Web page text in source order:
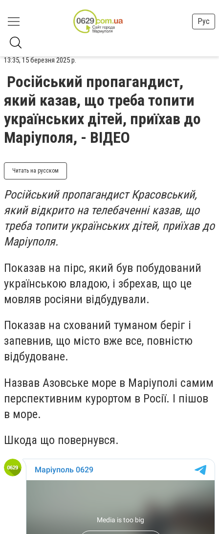
Рус
13:35, 15 березня 2025 р.
Російський пропагандист,
який казав, що треба топити
українських дітей, приїхав до
Маріуполя, - ВІДЕО
Читать на русском
Російський пропагандист Красовський,
який відкрито на телебаченні казав, що
треба топити українських дітей, приїхав до
Маріуполя.
Показав на пірс, який був побудований
українською владою, і збрехав, що це
мовляв росіяни відбудували.
Показав на схований туманом беріг і
запевнив, що місто вже все, повністю
відбудоване.
Назвав Азовське море в Маріуполі самим
перспективним курортом в Росії. І пішов
в море.
Шкода що повернувся.